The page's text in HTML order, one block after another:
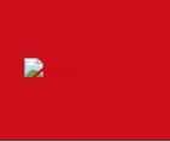
springen